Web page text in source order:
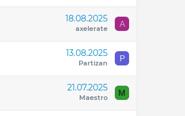
18.08.2025
axelerate A
13.08.2025
Partizan P
21.07.2025
Maestro M